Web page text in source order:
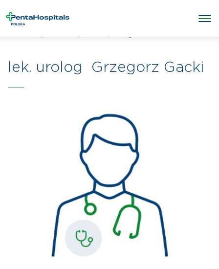
lek. urolog Grzegorz Gacki